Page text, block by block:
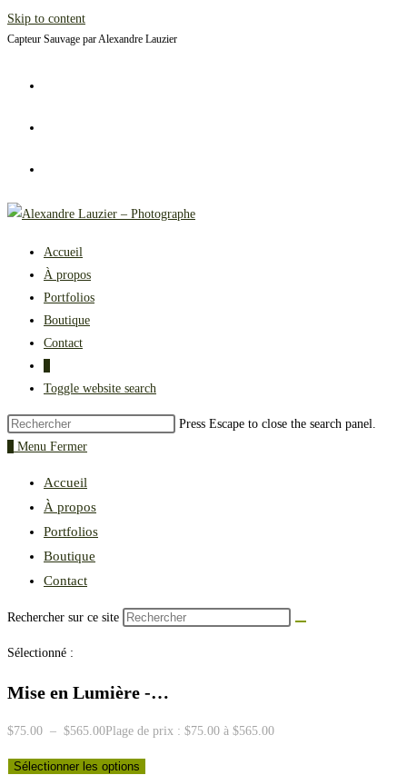
Skip to content
Capteur Sauvage par Alexandre Lauzier
Accueil
À propos
Portfolios
Boutique
Contact
Toggle website search
Press Escape to close the search panel.
Menu Fermer
Accueil
À propos
Portfolios
Boutique
Contact
Rechercher sur ce site
Sélectionné :
Mise en Lumière -…
$75.00 – $565.00Plage de prix : $75.00 à $565.00
Sélectionner les options